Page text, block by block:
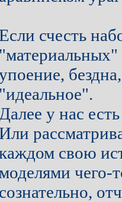
счесть
"идеальное".
Далее у нас
свою
чего-
сознательно,